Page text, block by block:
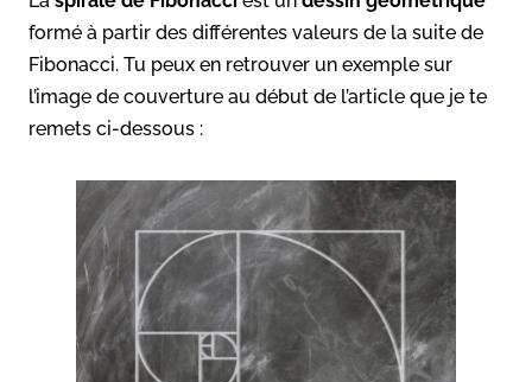
formé à partir des différentes valeurs de la suite de
Fibonacci. Tu peux en retrouver un exemple sur
l’image de couverture au début de l’article que je te
remets ci-dessous :